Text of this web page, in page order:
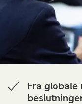
Fra globale